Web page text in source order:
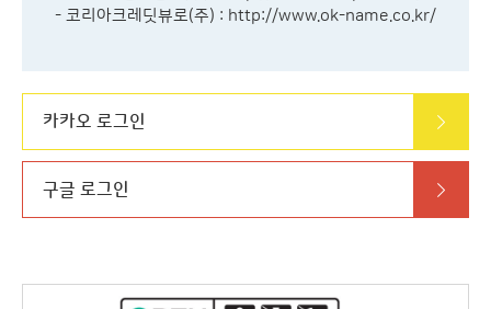
- 코리아크레딧뷰로(주) : http://www.ok-name.co.kr/
카카오 로그인
구글 로그인